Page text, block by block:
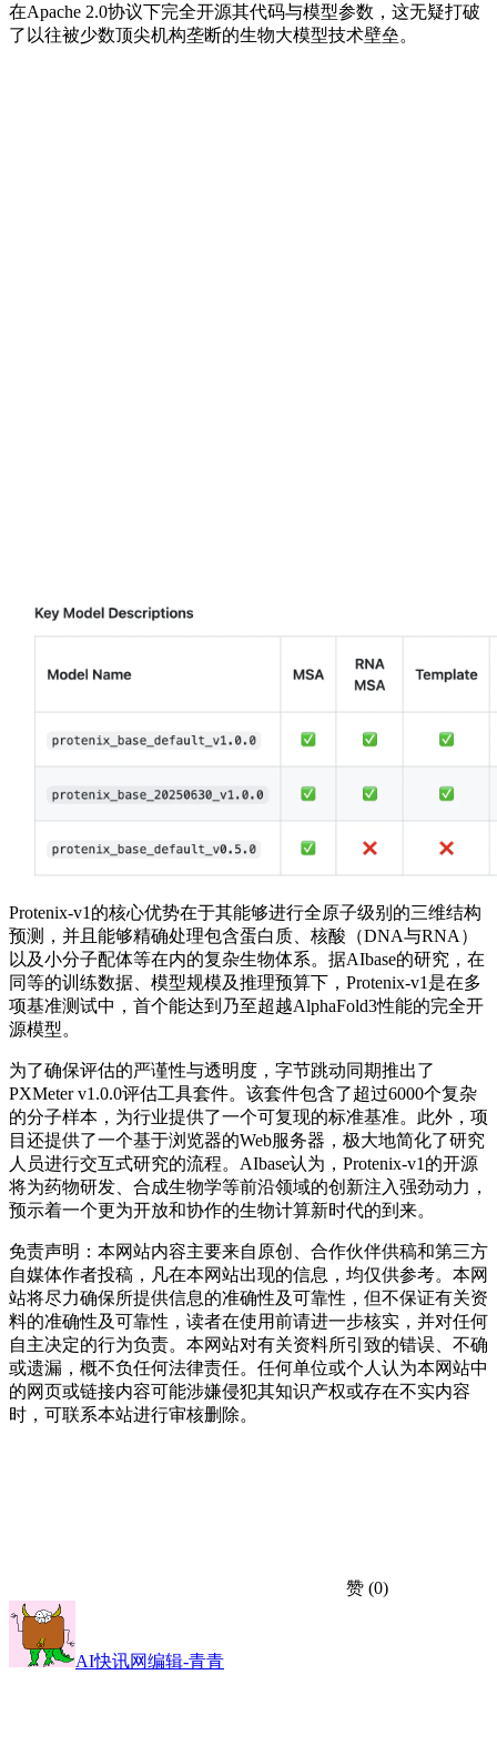
在Apache 2.0协议下完全开源其代码与模型参数，这无疑打破
了以往被少数顶尖机构垄断的生物大模型技术壁垒。
Protenix-v1的核心优势在于其能够进行全原子级别的三维结构
预测，并且能够精确处理包含蛋白质、核酸（DNA与RNA）
以及小分子配体等在内的复杂生物体系。据AIbase的研究，在
同等的训练数据、模型规模及推理预算下，Protenix-v1是在多
项基准测试中，首个能达到乃至超越AlphaFold3性能的完全开
源模型。
为了确保评估的严谨性与透明度，字节跳动同期推出了
PXMeter v1.0.0评估工具套件。该套件包含了超过6000个复杂
的分子样本，为行业提供了一个可复现的标准基准。此外，项
目还提供了一个基于浏览器的Web服务器，极大地简化了研究
人员进行交互式研究的流程。AIbase认为，Protenix-v1的开源
将为药物研发、合成生物学等前沿领域的创新注入强劲动力，
预示着一个更为开放和协作的生物计算新时代的到来。
免责声明：本网站内容主要来自原创、合作伙伴供稿和第三方
自媒体作者投稿，凡在本网站出现的信息，均仅供参考。本网
站将尽力确保所提供信息的准确性及可靠性，但不保证有关资
料的准确性及可靠性，读者在使用前请进一步核实，并对任何
自主决定的行为负责。本网站对有关资料所引致的错误、不确
或遗漏，概不负任何法律责任。任何单位或个人认为本网站中
的网页或链接内容可能涉嫌侵犯其知识产权或存在不实内容
时，可联系本站进行审核删除。
赞 (0)
AI快讯网编辑-青青